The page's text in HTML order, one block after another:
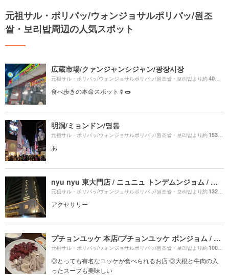
元祖サル・ポリパッ/ウォンジョサルポリパッ/원조
쌀・보리밥周辺の人気スポット
広蔵市場/クァンジャンシジャン/광장시장
元祖サル・ポリパッ/ウォンジョサルポリパッ/원조쌀・보리밥より約40m
食べ歩きの本命スポット🍢🌭
明洞/ミョンドン/명동
元祖サル・ポリパッ/ウォンジョサルポリパッ/원조쌀・보리밥より約1530m
あ
nyu nyu 東大門店 / ニュニュ トンデムンジョム / 뉴뉴 동대문점
元祖サル・ポリパッ/ウォンジョサルポリパッ/원조쌀・보리밥より約1320m
アクセサリー
プチョンユッケ 本店/プチョンユッケ ポンジョム / 부촌육회 본점プチョンユッケ 本店
元祖サル・ポリパッ/ウォンジョサルポリパッ/원조쌀・보리밥より約100m
◎とっても有名なユッケが食べられるお店 ◎大根と牛肉の入
ったスープも美味しい